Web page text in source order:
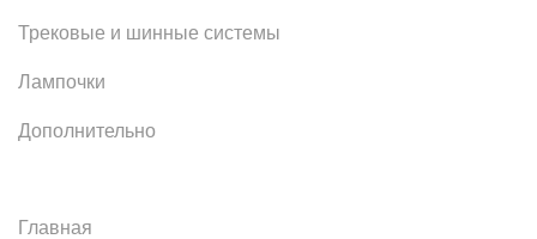
Трековые и шинные системы
Лампочки
Дополнительно
Главная